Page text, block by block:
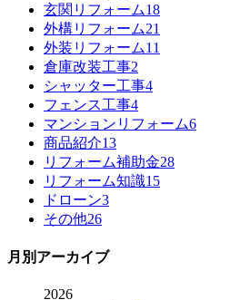
玄関リフォーム18
外構リフォーム21
外装リフォーム11
倉庫改装工事2
シャッター工事4
フェンス工事4
マンションリフォーム6
商品紹介13
リフォーム補助金28
リフォーム知識15
ドローン3
その他26
月別アーカイブ
2026